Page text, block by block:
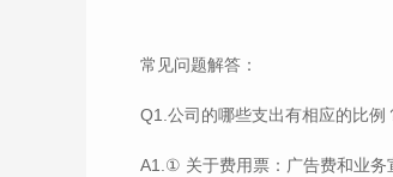
常见问题解答：
Q1.公司的哪些支出有相应的比例
A1.① 关于费用票：广告费和业务